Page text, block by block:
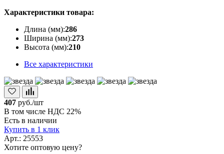
Характеристики товара:
Длина (мм):286
Ширина (мм):273
Высота (мм):210
Все характеристики
407 руб./шт
В том числе НДС 22%
Есть в наличии
Купить в 1 клик
Арт.: 25553
Хотите оптовую цену?